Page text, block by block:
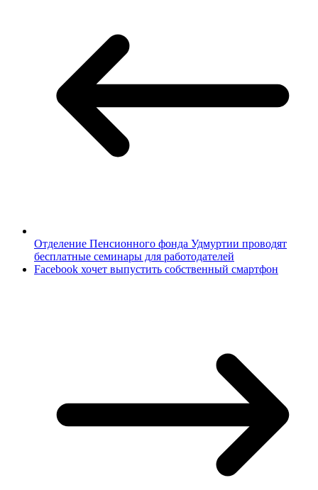
Отделение Пенсионного фонда Удмуртии проводят
бесплатные семинары для работодателей
Facebook хочет выпустить собственный смартфон